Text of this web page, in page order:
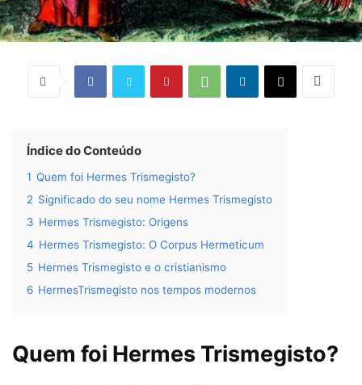
Índice do Conteúdo
1 Quem foi Hermes Trismegisto?
2 Significado do seu nome Hermes Trismegisto
3 Hermes Trismegisto: Origens
4 Hermes Trismegisto: O Corpus Hermeticum
5 Hermes Trismegisto e o cristianismo
6 HermesTrismegisto nos tempos modernos
Quem foi Hermes Trismegisto?